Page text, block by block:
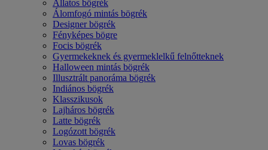
Állatos bögrék
Álomfogó mintás bögrék
Designer bögrék
Fényképes bögre
Focis bögrék
Gyermekeknek és gyermeklelkű felnőtteknek
Halloween mintás bögrék
Illusztrált panoráma bögrék
Indiános bögrék
Klasszikusok
Lajháros bögrék
Latte bögrék
Logózott bögrék
Lovas bögrék